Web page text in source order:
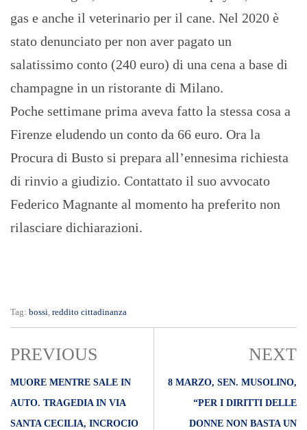
gas e anche il veterinario per il cane. Nel 2020 è
stato denunciato per non aver pagato un
salatissimo conto (240 euro) di una cena a base di
champagne in un ristorante di Milano.
Poche settimane prima aveva fatto la stessa cosa a
Firenze eludendo un conto da 66 euro. Ora la
Procura di Busto si prepara all’ennesima richiesta
di rinvio a giudizio. Contattato il suo avvocato
Federico Magnante al momento ha preferito non
rilasciare dichiarazioni.
Tag: bossi, reddito cittadinanza
PREVIOUS
MUORE MENTRE SALE IN
AUTO. TRAGEDIA IN VIA
SANTA CECILIA, INCROCIO
NEXT
8 MARZO, SEN. MUSOLINO,
“PER I DIRITTI DELLE
DONNE NON BASTA UN